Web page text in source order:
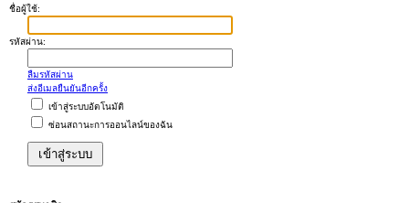
ชื่อผู้ใช้:
รหัสผ่าน:
ลืมรหัสผ่าน
ส่งอีเมลยืนยันอีกครั้ง
เข้าสู่ระบบอัตโนมัติ
ซ่อนสถานะการออนไลน์ของฉัน